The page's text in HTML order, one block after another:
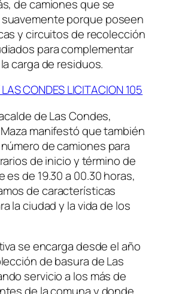
de camiones que se
porque poseen
y circuitos de recolección
para complementar
carga de residuos.
de Las Condes,
manifestó que también
de camiones para
de inicio y término de
de 19.30 a 00.30 horas,
de características
la ciudad y la vida de los
se encarga desde el año
de basura de Las
servicio a los más de